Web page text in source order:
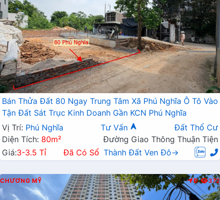
Bán Thửa Đất 80 Ngay Trung Tâm Xã Phú Nghĩa Ô Tô Vào
Tận Đất Sát Trục Kinh Doanh Gần KCN Phú Nghĩa
Vị Trí: Phú Nghĩa Tư Vấn
Đất Thổ Cư
Diện Tích: 80m²
Đường Giao Thông Thuận Tiện
Giá:3-3.5 Tỉ Đã Có Sổ Thành Đất Ven Đô→
CHƯƠNG MỸ Đ 372